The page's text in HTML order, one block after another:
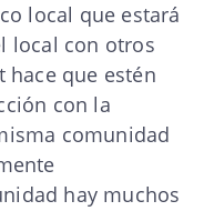
local que estará
local con otros
hace que estén
con la
comunidad
hay muchos